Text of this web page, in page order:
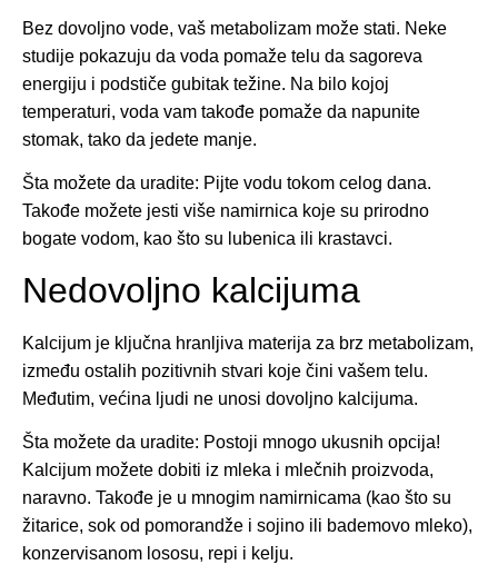
Bez dovoljno vode, vaš metabolizam može stati. Neke
studije pokazuju da voda pomaže telu da sagoreva
energiju i podstiče gubitak težine. Na bilo kojoj
temperaturi, voda vam takođe pomaže da napunite
stomak, tako da jedete manje.
Šta možete da uradite: Pijte vodu tokom celog dana.
Takođe možete jesti više namirnica koje su prirodno
bogate vodom, kao što su lubenica ili krastavci.
Nedovoljno kalcijuma
Kalcijum je ključna hranljiva materija za brz metabolizam,
između ostalih pozitivnih stvari koje čini vašem telu.
Međutim, većina ljudi ne unosi dovoljno kalcijuma.
Šta možete da uradite: Postoji mnogo ukusnih opcija!
Kalcijum možete dobiti iz mleka i mlečnih proizvoda,
naravno. Takođe je u mnogim namirnicama (kao što su
žitarice, sok od pomorandže i sojino ili bademovo mleko),
konzervisanom lososu, repi i kelju.